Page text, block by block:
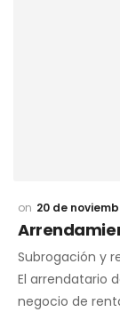
20 de
Subrogación y
El arrendatario
negocio de